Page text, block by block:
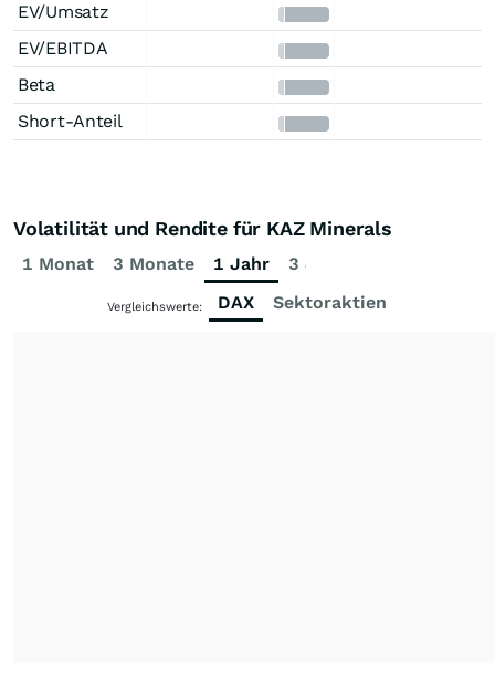
EV/Umsatz
EV/EBITDA
Beta
Short-Anteil
Volatilität und Rendite für KAZ Minerals
1 Monat 3 Monate 1 Jahr 3 Jahre
Vergleichswerte: DAX Sektoraktien